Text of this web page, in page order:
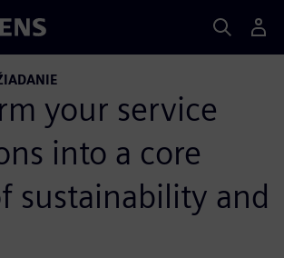
your service
into a core
sustainability and